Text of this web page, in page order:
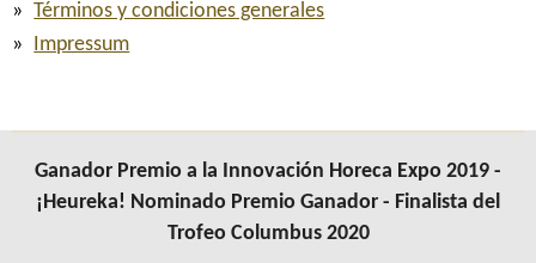
Términos y condiciones generales
Impressum
Ganador Premio a la Innovación Horeca Expo 2019 -
¡Heureka! Nominado Premio Ganador - Finalista del
Trofeo Columbus 2020